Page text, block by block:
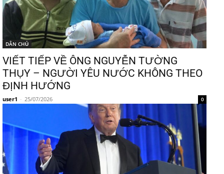
DÂN CHỦ
VIẾT TIẾP VỀ ÔNG NGUYỄN TƯỜNG
THỤY – NGƯỜI YÊU NƯỚC KHÔNG THEO
ĐỊNH HƯỚNG
user1 - 25/07/2026 0